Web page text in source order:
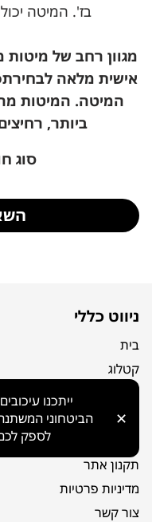
ייתכנו
הביטחוני
לספק
✕
בז'. המיטה
מגוון רחב של
אישית מלאה
המיטה. המיטות
ביותר,
סוג
ניווט כללי
בית
קטלוג
אודות
מפת אתר
תקנון אתר
מדיניות פרטיות
צור קשר